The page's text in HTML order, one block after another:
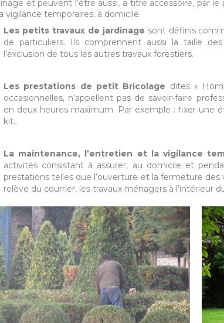
et peuvent l’être aussi, à titre accessoire, par
vigilance temporaires, à domicile.
Les petits travaux de jardinage sont définis
de particuliers. Ils comprennent aussi la taille
l’exclusion de tous les autres travaux forestiers.
Les prestations de petit Bricolage dites «
occasionnelles, n’appellent pas de savoir-faire
en deux heures maximum. Par exemple : fixer une
kit…
La maintenance, l’entretien et la vigilance
activités consistant à assurer, au domicile et
prestations telles que l’ouverture et la fermeture des
relève du courrier, les travaux ménagers à l’intérieur